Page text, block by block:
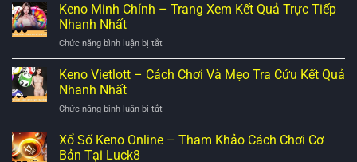
Keno Minh Chính – Trang Xem Kết Quả Trực Tiếp
Nhanh Nhất
Chức năng bình luận bị tắt
Keno
Minh
Trang
Xem
Kết
Keno Vietlott – Cách Chơi Và Mẹo Tra Cứu Kết Quả
Nhanh Nhất
Chức năng bình luận bị tắt
Keno
Vietlott
Xổ Số Keno Online – Tham Khảo Cách Chơi Cơ
Bản Tại Luck8